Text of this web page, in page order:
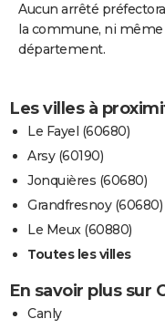
Aucun arrêté
la commune, ni même
département.
Les villes à
Le Fayel (60680)
Arsy (60190)
Jonquières (60680)
Grandfresnoy (60680)
Le Meux (60880)
Toutes les villes
En savoir plus sur
Canly